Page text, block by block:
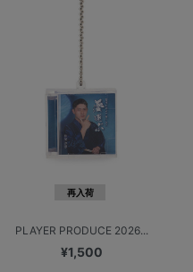
再入荷
PLAYER PRODUCE 2026...
¥1,500